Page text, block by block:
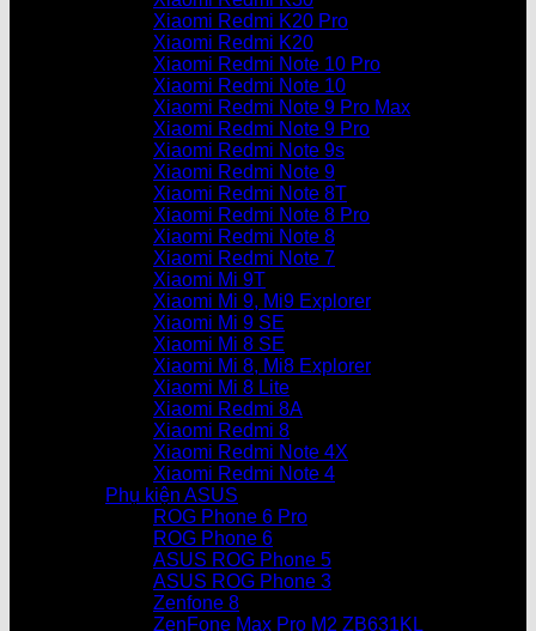
Xiaomi Redmi K20 Pro
Xiaomi Redmi K20
Xiaomi Redmi Note 10 Pro
Xiaomi Redmi Note 10
Xiaomi Redmi Note 9 Pro Max
Xiaomi Redmi Note 9 Pro
Xiaomi Redmi Note 9s
Xiaomi Redmi Note 9
Xiaomi Redmi Note 8T
Xiaomi Redmi Note 8 Pro
Xiaomi Redmi Note 8
Xiaomi Redmi Note 7
Xiaomi Mi 9T
Xiaomi Mi 9, Mi9 Explorer
Xiaomi Mi 9 SE
Xiaomi Mi 8 SE
Xiaomi Mi 8, Mi8 Explorer
Xiaomi Mi 8 Lite
Xiaomi Redmi 8A
Xiaomi Redmi 8
Xiaomi Redmi Note 4X
Xiaomi Redmi Note 4
Phụ kiện ASUS
ROG Phone 6 Pro
ROG Phone 6
ASUS ROG Phone 5
ASUS ROG Phone 3
Zenfone 8
ZenFone Max Pro M2 ZB631KL